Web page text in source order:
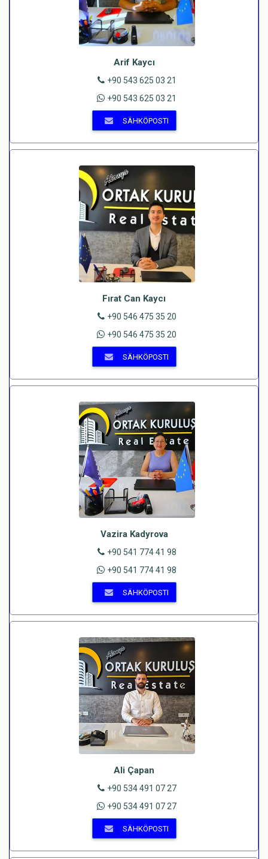
Arif Kaycı
+90 543 625 03 21
+90 543 625 03 21
SÄHKÖPOSTI
Fırat Can Kaycı
+90 546 475 35 20
+90 546 475 35 20
SÄHKÖPOSTI
Vazira Kadyrova
+90 541 774 41 98
+90 541 774 41 98
SÄHKÖPOSTI
Ali Çapan
+90 534 491 07 27
+90 534 491 07 27
SÄHKÖPOSTI